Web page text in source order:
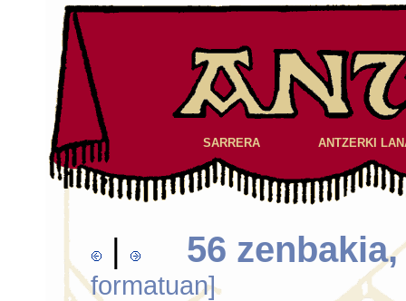
SARRERA ANTZERKI
56 zenbakia,
formatuan]